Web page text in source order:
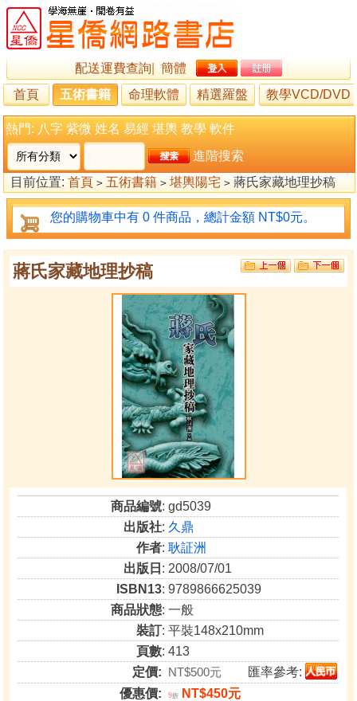
配送運費查詢
簡體
首頁
五術書籍 命理軟體 精選羅盤 教學VCD/DVD
熱門: 八字 紫微 姓名 易經 堪輿 教學 軟件
進階搜索
目前位置: 首頁 > 五術書籍 > 堪輿陽宅 > 蔣氏家藏地理抄稿
您的購物車中有 0 件商品，總計金額 NT$0元。
蔣氏家藏地理抄稿
商品編號: gd5039
出版社: 久鼎
作者:耿証洲
出版日 : 2008/07/01
ISBN13: 9789866625039
商品狀態: 一般
裝訂: 平裝148x210mm
頁數: 413
定價: NT$500元
匯率參考:
優惠價:
9折
NT$450元